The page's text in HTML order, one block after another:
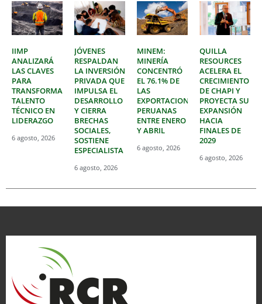
IIMP
ANALIZARÁ
LAS CLAVES
PARA
TRANSFORMAR
TALENTO
TÉCNICO EN
LIDERAZGO
6 agosto, 2026
JÓVENES
RESPALDAN
LA INVERSIÓN
PRIVADA QUE
IMPULSA EL
DESARROLLO
Y CIERRA
BRECHAS
SOCIALES,
SOSTIENE
ESPECIALISTA
6 agosto, 2026
MINEM:
MINERÍA
CONCENTRÓ
EL 76.1% DE
LAS
EXPORTACIONES
PERUANAS
ENTRE ENERO
Y ABRIL
6 agosto, 2026
QUILLA
RESOURCES
ACELERA EL
CRECIMIENTO
DE CHAPI Y
PROYECTA SU
EXPANSIÓN
HACIA
FINALES DE
2029
6 agosto, 2026